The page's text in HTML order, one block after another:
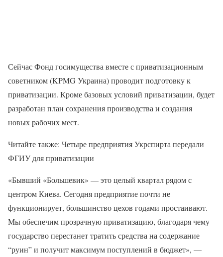
Сейчас Фонд госимущества вместе с приватизационным
советником (KPMG Украина) проводит подготовку к
приватизации. Кроме базовых условий приватизации, будет
разработан план сохранения производства и создания
новых рабочих мест.
Читайте также: Четыре предприятия Укрспирта передали
ФГИУ для приватизации
«Бывший «Большевик» — это целый квартал рядом с
центром Киева. Сегодня предприятие почти не
функционирует, большинство цехов годами простаивают.
Мы обеспечим прозрачную приватизацию, благодаря чему
государство перестанет тратить средства на содержание
“руин” и получит максимум поступлений в бюджет», —